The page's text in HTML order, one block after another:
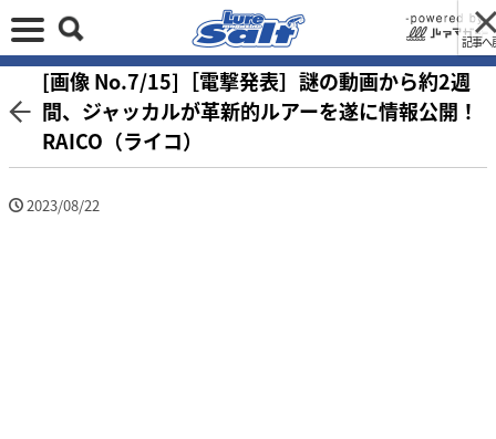
記事へ
[画像 No.7/15]［電撃発表］謎の動画から約2週
間、ジャッカルが革新的ルアーを遂に情報公開！
RAICO（ライコ）
2023/08/22